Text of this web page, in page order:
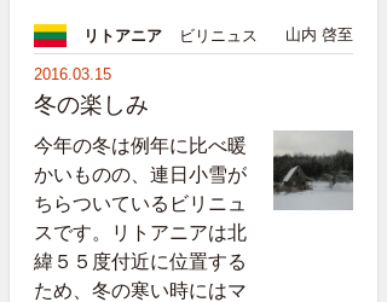
リトアニア ビリニュス 山内 啓至
2016.03.15
冬の楽しみ
今年の冬は例年に比べ暖
かいものの、連日小雪が
ちらついているビリニュ
スです。リトアニアは北
緯５５度付近に位置する
ため、冬の寒い時にはマ